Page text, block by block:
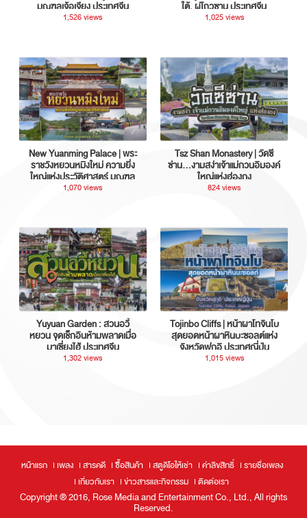
มณฑลเจ้อเจียง ประเทศจีน
1,526 views
ใต้, ผู่โถวซาน ประเทศจีน
1,025 views
New Yuanming Palace | พระ
ราชวังหยวนหมิงใหม่ ความยิ่ง
ใหญ่แห่งประวัติศาสตร์ มณฑล
กวางตุ้ง ประเทศจีน
1,070 views
Tsz Shan Monastery | วัดซี
ซ่าน…งามสง่าเจ้าแม่กวนอิมองค์
ใหญ่แห่งฮ่องกง
824 views
Yuyuan Garden : สวนอวี้
หยวน จุดเช็กอินห้ามพลาดเมื่อ
มาเซี่ยงไฮ้ ประเทศจีน
1,302 views
Tojinbo Cliffs | หน้าผาโทจินโบ
สุดยอดหน้าผาหินบะซอลต์แห่ง
จังหวัดฟุกุอิ ประเทศญี่ปุ่น
1,015 views
หน้าแรก เพลง สารคดี ซื้อสินค้า สตูดิโอให้เช่า ค่าลิขสิทธิ์
รายชื่อเพลง
เกี่ยวกับเรา
ข่าวสารและกิจกรรม ติดต่อเรา
Copyright ® 2016, Rose Media and Entertainment Co., Ltd., All rights
Reserved.